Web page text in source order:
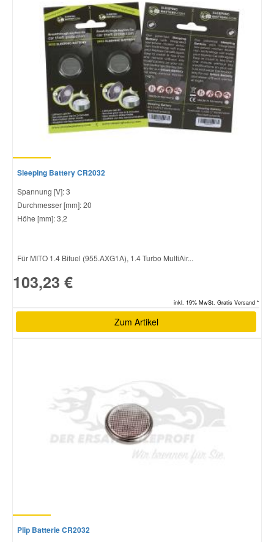
Sleeping Battery CR2032
Spannung [V]: 3
Durchmesser [mm]: 20
Höhe [mm]: 3,2
Für MITO 1.4 Bifuel (955.AXG1A), 1.4 Turbo MultiAir...
103,23 €
inkl. 19% MwSt. Gratis Versand *
Zum Artikel
Plip Batterie CR2032